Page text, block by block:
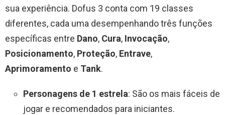
sua experiência. Dofus 3 conta com 19 classes
diferentes, cada uma desempenhando três funções
específicas entre Dano, Cura, Invocação,
Posicionamento, Proteção, Entrave,
Aprimoramento e Tank.
Personagens de 1 estrela: São os mais fáceis de
jogar e recomendados para iniciantes.